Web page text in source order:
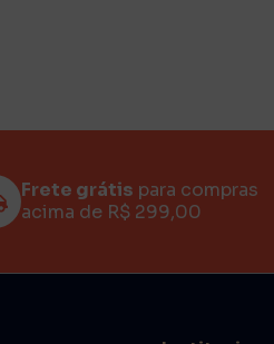
Frete grátis para compras
acima de R$ 299,00